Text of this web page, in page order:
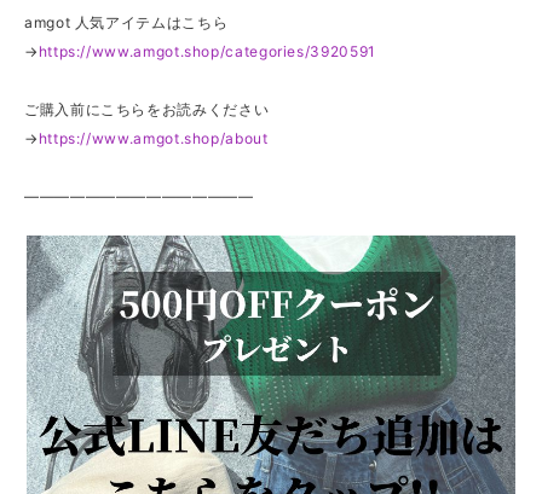
amgot 人気アイテムはこちら
→ https://www.amgot.shop/categories/3920591
ご購入前にこちらをお読みください
→ https://www.amgot.shop/about
———————————————